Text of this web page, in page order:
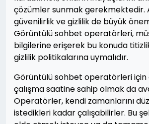
çözümler sunmak gerekmektedir.
güvenilirlik ve gizlilik de büyük
Görüntülü sohbet operatörleri,
bilgilerine erişerek bu konuda
gizlilik politikalarına uymalıdır.
Görüntülü sohbet operatörleri için
çalışma saatine sahip olmak da
Operatörler, kendi zamanlarını
istedikleri kadar çalışabilirler. Bu